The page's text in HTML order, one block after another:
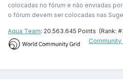
colocadas no fórum e não enviadas
o fórum devem ser colocadas nas
Aqua Team: 20.563.645 Points
Community